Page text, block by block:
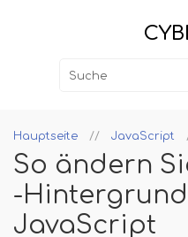
Hauptseite JavaScript
So ändern
-
JavaScript